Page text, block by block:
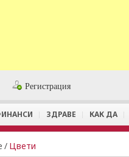
Регистрация
ЗДРАВЕ КАК ДА
/ Цвети